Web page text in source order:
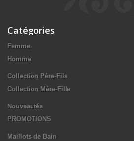
Catégories
Femme
Homme
Collection Père-Fils
Collection Mère-Fille
Nouveautés
PROMOTIONS
Maillots de Bain